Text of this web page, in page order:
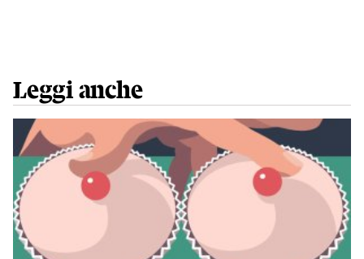
Leggi anche